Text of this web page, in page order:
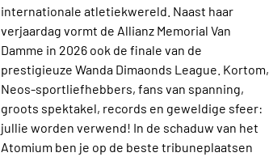
internationale atletiekwereld. Naast haar
verjaardag vormt de Allianz Memorial Van
Damme in 2026 ook de finale van de
prestigieuze Wanda Dimaonds League. Kortom,
Neos-sportliefhebbers, fans van spanning,
groots spektakel, records en geweldige sfeer:
jullie worden verwend! In de schaduw van het
Atomium ben je op de beste tribuneplaatsen